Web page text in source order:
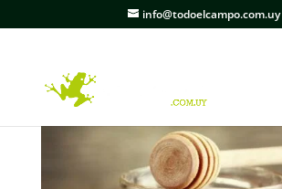
info@todoelcampo.com.uy